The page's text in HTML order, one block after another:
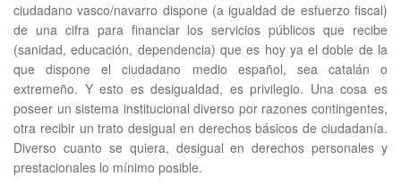
ciudadano vasco/navarro dispone (a igualdad de esfuerzo fiscal)
de una cifra para financiar los servicios públicos que recibe
(sanidad, educación, dependencia) que es hoy ya el doble de la
que dispone el ciudadano medio español, sea catalán o
extremeño. Y esto es desigualdad, es privilegio. Una cosa es
poseer un sistema institucional diverso por razones contingentes,
otra recibir un trato desigual en derechos básicos de ciudadanía.
Diverso cuanto se quiera, desigual en derechos personales y
prestacionales lo mínimo posible.